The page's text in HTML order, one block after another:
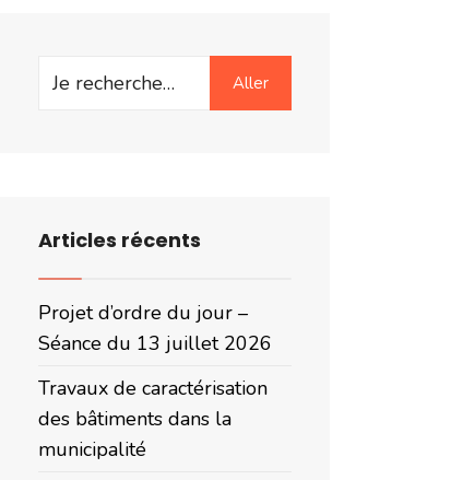
Search
Aller
Articles récents
Projet d’ordre du jour –
Séance du 13 juillet 2026
Travaux de caractérisation
des bâtiments dans la
municipalité